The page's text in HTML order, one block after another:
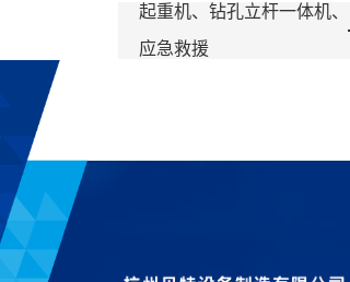
起重机、钻孔立杆一体机、
应急救援